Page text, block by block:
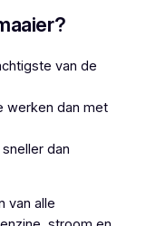
van de
werken dan met
dan
van alle